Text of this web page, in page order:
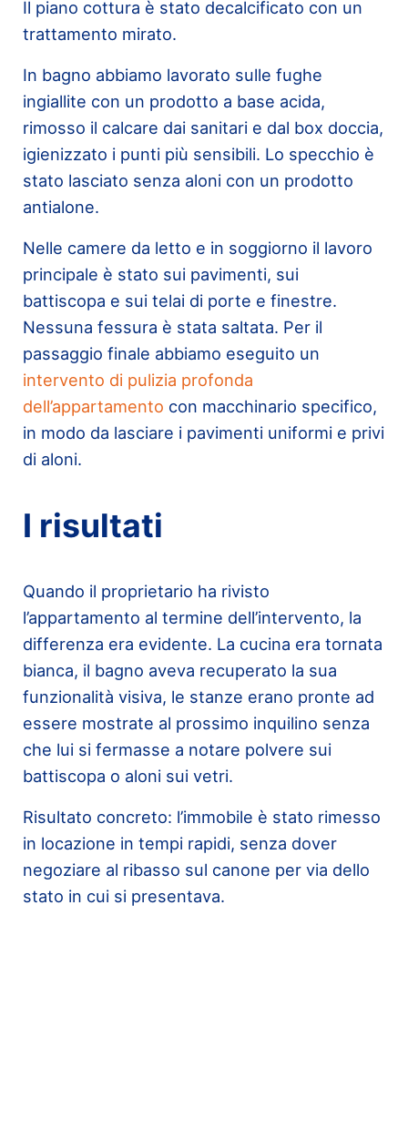
Il piano cottura è stato decalcificato con un
trattamento mirato.
In bagno abbiamo lavorato sulle fughe
ingiallite con un prodotto a base acida,
rimosso il calcare dai sanitari e dal box doccia,
igienizzato i punti più sensibili. Lo specchio è
stato lasciato senza aloni con un prodotto
antialone.
Nelle camere da letto e in soggiorno il lavoro
principale è stato sui pavimenti, sui
battiscopa e sui telai di porte e finestre.
Nessuna fessura è stata saltata. Per il
passaggio finale abbiamo eseguito un
intervento di pulizia profonda
dell’appartamento con macchinario specifico,
in modo da lasciare i pavimenti uniformi e privi
di aloni.
I risultati
Quando il proprietario ha rivisto
l’appartamento al termine dell’intervento, la
differenza era evidente. La cucina era tornata
bianca, il bagno aveva recuperato la sua
funzionalità visiva, le stanze erano pronte ad
essere mostrate al prossimo inquilino senza
che lui si fermasse a notare polvere sui
battiscopa o aloni sui vetri.
Risultato concreto: l’immobile è stato rimesso
in locazione in tempi rapidi, senza dover
negoziare al ribasso sul canone per via dello
stato in cui si presentava.